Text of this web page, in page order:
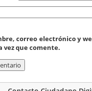
correo electrónico y
vez que comente.